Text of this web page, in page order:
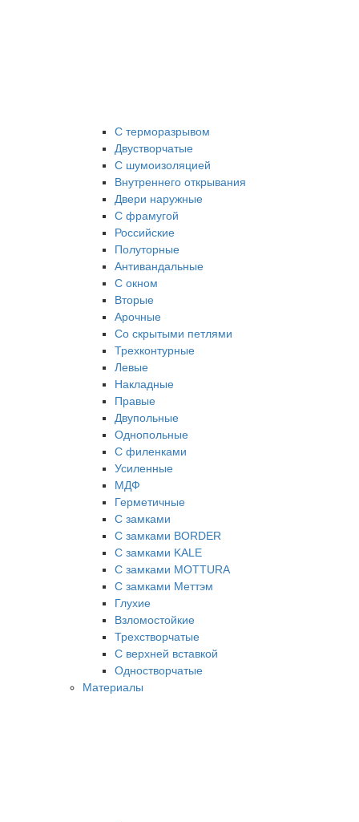
С терморазрывом
Двустворчатые
С шумоизоляцией
Внутреннего открывания
Двери наружные
С фрамугой
Российские
Полуторные
Антивандальные
С окном
Вторые
Арочные
Со скрытыми петлями
Трехконтурные
Левые
Накладные
Правые
Двупольные
Однопольные
С филенками
Усиленные
МДФ
Герметичные
С замками
С замками BORDER
С замками KALE
С замками MOTTURA
С замками Меттэм
Глухие
Взломостойкие
Трехстворчатые
С верхней вставкой
Одностворчатые
Материалы